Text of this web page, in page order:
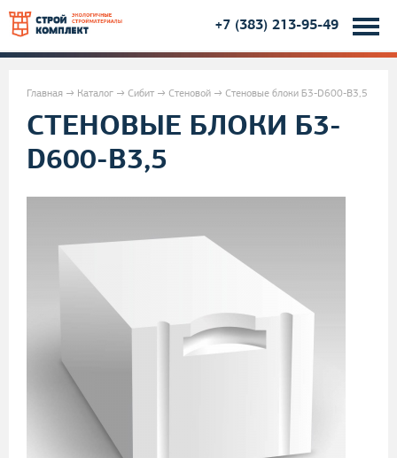
+7 (383) 213-95-49
В
ы
Главная → Каталог → Сибит → Стеновой → Стеновые блоки Б3-D600-В3,5
СТЕНОВЫЕ БЛОКИ Б3-
D600-В3,5